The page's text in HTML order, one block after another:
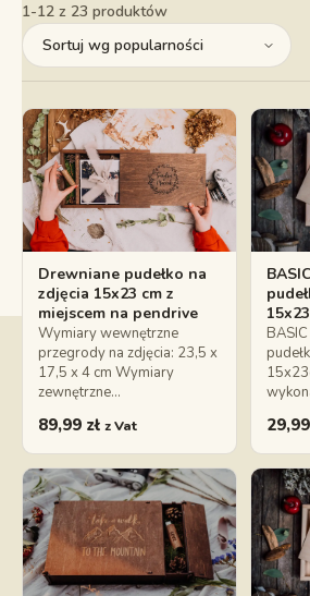
1-12 z 23 produktów
Drewniane pudełko na
zdjęcia 15x23 cm z
miejscem na pendrive
Wymiary wewnętrzne
przegrody na zdjęcia: 23,5 x
17,5 x 4 cm Wymiary
zewnętrzne…
89,99 zł z Vat 29,99